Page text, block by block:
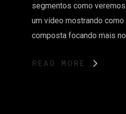
segmentos como
um vídeo mostrando
composta focando mais
READ MORE